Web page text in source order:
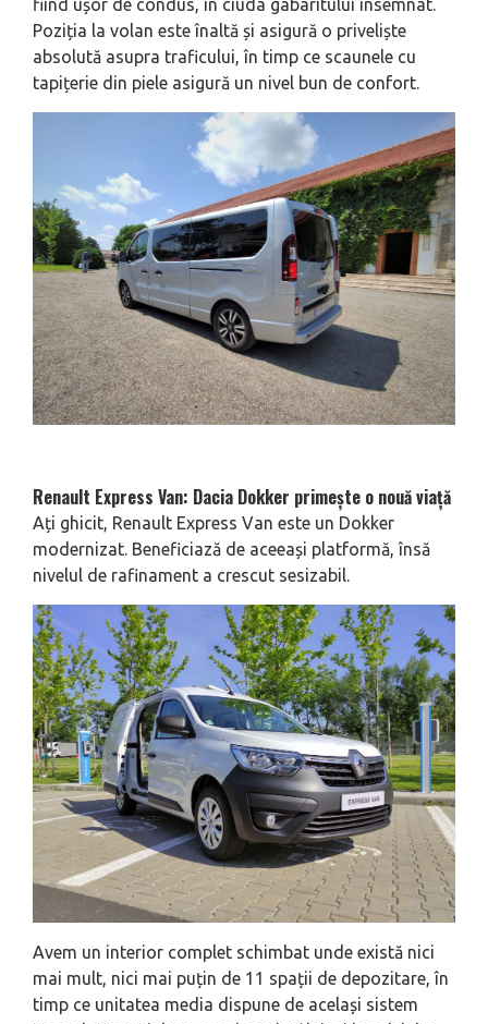
fiind ușor de condus, în ciuda gabaritului însemnat.
Poziția la volan este înaltă și asigură o priveliște
absolută asupra traficului, în timp ce scaunele cu
tapițerie din piele asigură un nivel bun de confort.
Renault Express Van: Dacia Dokker primește o nouă viață
Ați ghicit, Renault Express Van este un Dokker
modernizat. Beneficiază de aceeași platformă, însă
nivelul de rafinament a crescut sesizabil.
Avem un interior complet schimbat unde există nici
mai mult, nici mai puțin de 11 spații de depozitare, în
timp ce unitatea media dispune de același sistem